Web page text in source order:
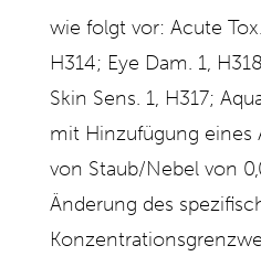
wie folgt vor: Acute
H314; Eye Dam. 1,
Skin Sens. 1, H317;
mit Hinzufügung eines
von Staub/Nebel von
Änderung des